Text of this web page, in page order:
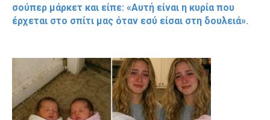
σούπερ μάρκετ και είπε: «Αυτή είναι η κυρία που
έρχεται στο σπίτι μας όταν εσύ είσαι στη δουλειά».